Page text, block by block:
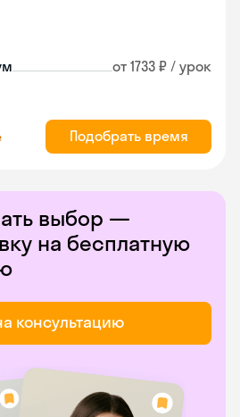
от 1733 ₽ / урок
Подобрать время
выбор —
на бесплатную
консультацию